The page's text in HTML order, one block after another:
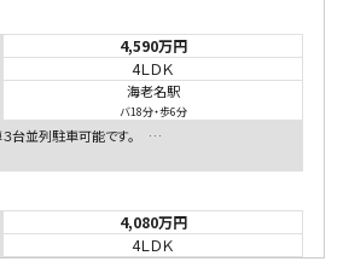
4,590万円
4ＬＤＫ
海老名駅
バ18分・歩6分
３台並列駐車可能です。 …
4,080万円
4ＬＤＫ